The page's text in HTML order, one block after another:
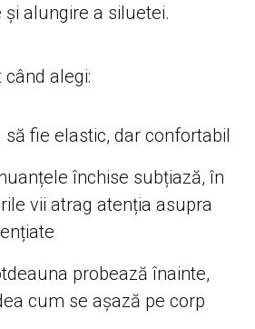
alungire a siluetei.
alegi:
fie elastic, dar confortabil
închise subțiază, în
vii atrag atenția asupra
probează înainte,
cum se așază pe corp